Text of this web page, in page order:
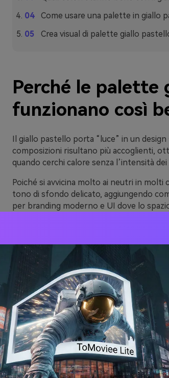
Come usare una palette in giallo
Crea visual di palette giallo
Perché le palette
funzionano così
Il giallo pastello porta “luce” in un
composizioni risultano più accoglienti,
quando cerchi calore senza l’intensità dei
Poiché si avvicina molto ai neutri in
tono di sfondo delicato, aggiungendo
per branding moderno e UI dove lo
20+ Idee di
Pastello (con
1) Mattina Chiffon di